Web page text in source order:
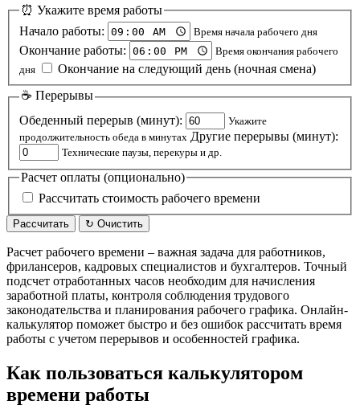
⏰ Укажите время работы
Начало работы:
Время начала рабочего дня
Окончание работы:
Время окончания рабочего
дня
Окончание на следующий день (ночная смена)
☕ Перерывы
Обеденный перерыв (минут):
Укажите
продолжительность обеда в минутах Другие перерывы (минут):
Технические паузы, перекуры и др.
Расчет оплаты (опционально)
Рассчитать стоимость рабочего времени
Рассчитать ↻ Очистить
Расчет рабочего времени – важная задача для работников,
фрилансеров, кадровых специалистов и бухгалтеров. Точный
подсчет отработанных часов необходим для начисления
заработной платы, контроля соблюдения трудового
законодательства и планирования рабочего графика. Онлайн-
калькулятор поможет быстро и без ошибок рассчитать время
работы с учетом перерывов и особенностей графика.
Как пользоваться калькулятором
времени работы